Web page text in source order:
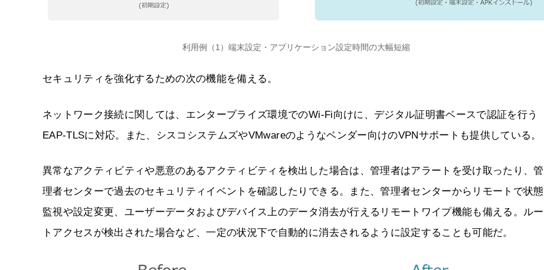
利用例（1）端末設定・アプリケーション設定時間の大幅短縮
セキュリティを強化するための次の機能を備える。
ネットワーク接続に関しては、エンタープライズ環境でのWi-Fi向けに、デジタル証明書ベースで認証を行う
EAP-TLSに対応。また、シスコシステムズやVMwareのようなベンダー向けのVPNサポートも提供している。
異常なアクティビティや悪意のあるアクティビティを検出した場合は、管理者はアラートを受け取ったり、管
理者センターで過去のセキュリティイベントを確認したりできる。また、管理者センターからリモートで状態
監視や設定変更、ユーザーデータおよびデバイス上のデータ消去が行えるリモートワイプ機能も備える。ルー
トアクセスが検出された場合など、一定の状況下で自動的に消去されるように設定することも可能だ。